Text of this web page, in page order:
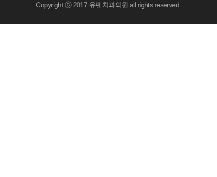
Copyright ⓒ 2017 유펜치과의원 all rights reserved.